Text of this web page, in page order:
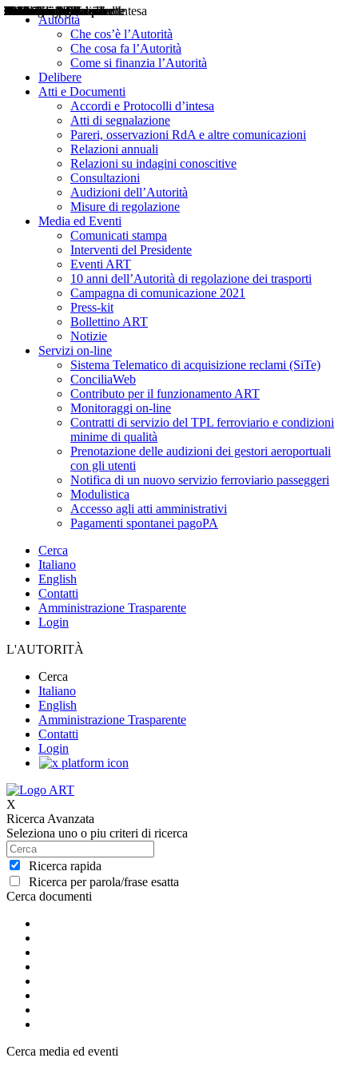
Autorità
Che cos’è l’Autorità
Che cosa fa l’Autorità
Come si finanzia l’Autorità
Delibere
Atti e Documenti
Accordi e Protocolli d’intesa
Atti di segnalazione
Pareri, osservazioni RdA e altre comunicazioni
Relazioni annuali
Relazioni su indagini conoscitive
Consultazioni
Audizioni dell’Autorità
Misure di regolazione
Media ed Eventi
Comunicati stampa
Interventi del Presidente
Eventi ART
10 anni dell’Autorità di regolazione dei trasporti
Campagna di comunicazione 2021
Press-kit
Bollettino ART
Notizie
Servizi on-line
Sistema Telematico di acquisizione reclami (SiTe)
ConciliaWeb
Contributo per il funzionamento ART
Monitoraggi on-line
Contratti di servizio del TPL ferroviario e condizioni
minime di qualità
Prenotazione delle audizioni dei gestori aeroportuali
con gli utenti
Notifica di un nuovo servizio ferroviario passeggeri
Modulistica
Accesso agli atti amministrativi
Pagamenti spontanei pagoPA
Cerca
Italiano
English
Contatti
Amministrazione Trasparente
Login
L'AUTORITÀ
Cerca
Italiano
English
Amministrazione Trasparente
Contatti
Login
X
Ricerca Avanzata
Seleziona uno o piu criteri di ricerca
Ricerca rapida
Ricerca per parola/frase esatta
Cerca documenti
Delibere
Pareri
Consultazioni
Audizioni
Atti di Segnalazione
Accordi e Protocolli d'Intesa
Relazioni annuali
Misure di regolazione
Cerca media ed eventi
Notizie
Comunicati Stampa
Bollettini ART
Convegni ART
Interviste del Presidente
Articoli in primo piano
Interventi del Presidente
2004
2005
2010
2013
2014
2015
2016
2017
2018
2019
202
2020
2021
2022
2023
2024
2025
2026
Aereo
Marittimo
Terrestre